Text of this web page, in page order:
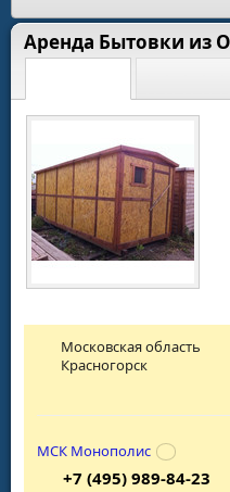
Аренда Бытовки из
Московская область
Красногорск
МСК Монополис
+7 (495) 989-84-23